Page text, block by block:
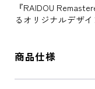
『RAIDOU
るオリジナルデザ
商品仕様